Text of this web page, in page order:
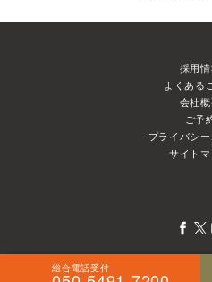
総合電話受付
採用
よくある
会社
ご予
プライバシ
サイト